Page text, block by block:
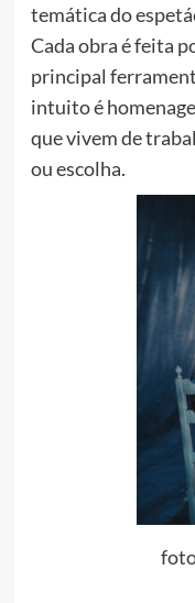
temática do
Cada obra é feita
principal
intuito é
que vivem de
ou escolha.